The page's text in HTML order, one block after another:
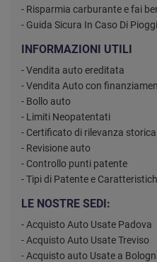
- Risparmia carburante e fai
- Guida Sicura In Caso Di
INFORMAZIONI UTILI
- Vendita auto ereditata
- Vendita Auto con
- Bollo auto
- Limiti Neopatentati
- Certificato di rilevanza storica
- Revisione auto
- Controllo punti patente
- Tipi di Patente e
LE NOSTRE SEDI:
- Acquisto Auto Usate Padova
- Acquisto Auto Usate Treviso
- Acquisto auto Usate a